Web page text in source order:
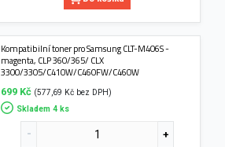
Kompatibilní toner pro Samsung CLT-M406S -
magenta, CLP 360/365/ CLX
3300/3305/C410W/C460FW/C460W
699 Kč (577,69 Kč bez DPH)
Skladem 4 ks